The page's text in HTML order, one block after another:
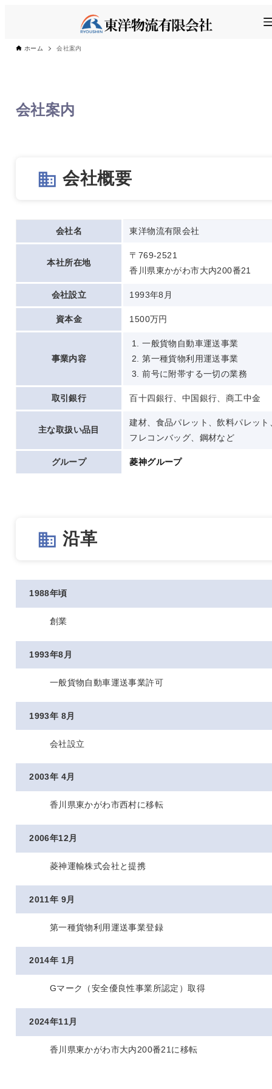
ホーム 会社案内
会社案内
business 会社概要
会社名 東洋物流有限会社
本社所在地
〒769-2521
香川県東かがわ市大内200番21
会社設立 1993年8月
資本金 1500万円
事業内容
一般貨物自動車運送事業
第一種貨物利用運送事業
前号に附帯する一切の業務
取引銀行 百十四銀行、中国銀行、商工中金
主な取扱い品目
建材、食品パレット、飲料パレット
フレコンバッグ、鋼材など
グループ 菱神グループ
business 沿革
1988年頃
創業
1993年8月
一般貨物自動車運送事業許可
1993年 8月
会社設立
2003年 4月
香川県東かがわ市西村に移転
2006年12月
菱神運輸株式会社と提携
2011年 9月
第一種貨物利用運送事業登録
2014年 1月
Gマーク（安全優良性事業所認定）取得
2024年11月
香川県東かがわ市大内200番21に移転